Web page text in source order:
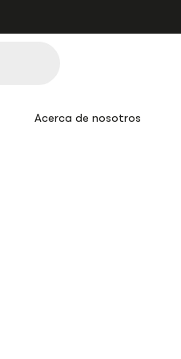
Acerca de nosotros